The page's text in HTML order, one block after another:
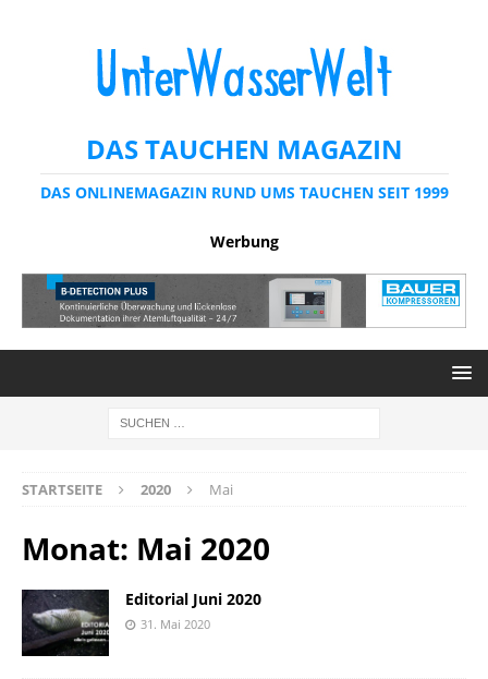
DAS TAUCHEN MAGAZIN
DAS ONLINEMAGAZIN RUND UMS TAUCHEN SEIT 1999
Werbung
STARTSEITE 2020 Mai
Monat: Mai 2020
Editorial Juni 2020
31. Mai 2020